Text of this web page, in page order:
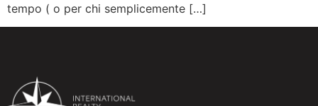
tempo ( o per chi semplicemente […]